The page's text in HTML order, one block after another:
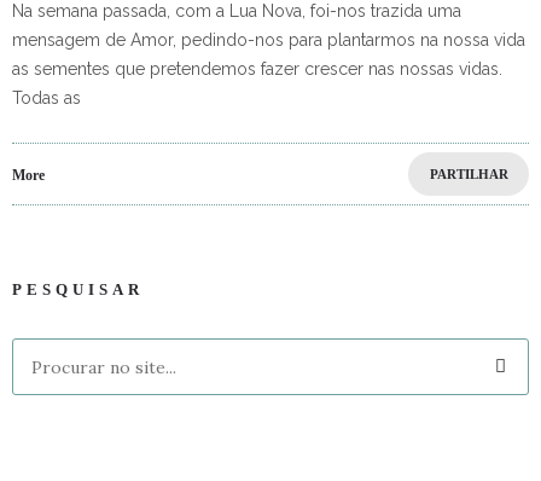
Na semana passada, com a Lua Nova, foi-nos trazida uma
mensagem de Amor, pedindo-nos para plantarmos na nossa vida
as sementes que pretendemos fazer crescer nas nossas vidas.
Todas as
More PARTILHAR
PESQUISAR